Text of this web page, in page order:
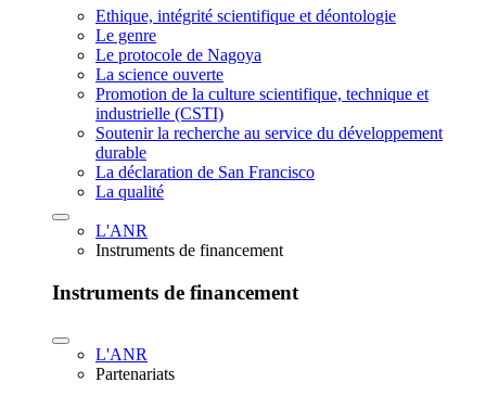
Ethique, intégrité scientifique et déontologie
Le genre
Le protocole de Nagoya
La science ouverte
Promotion de la culture scientifique, technique et
industrielle (CSTI)
Soutenir la recherche au service du développement
durable
La déclaration de San Francisco
La qualité
L'ANR
Instruments de financement
Instruments de financement
L'ANR
Partenariats